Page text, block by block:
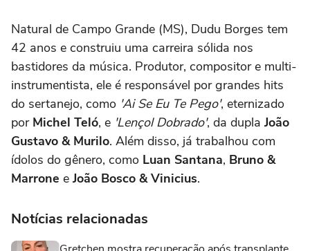
Natural de Campo Grande (MS), Dudu Borges tem
42 anos e construiu uma carreira sólida nos
bastidores da música. Produtor, compositor e multi-
instrumentista, ele é responsável por grandes hits
do sertanejo, como 'Ai Se Eu Te Pego', eternizado
por Michel Teló, e 'Lençol Dobrado', da dupla João
Gustavo & Murilo. Além disso, já trabalhou com
ídolos do gênero, como Luan Santana, Bruno &
Marrone e João Bosco & Vinicius.
Notícias relacionadas